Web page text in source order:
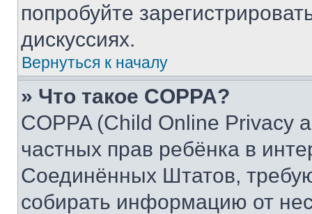
попробуйте
дискуссиях.
Вернуться к началу
» Что такое COPPA?
COPPA (Child Online Privacy
частных прав ребёнка в
Соединённых Штатов,
собирать информацию от